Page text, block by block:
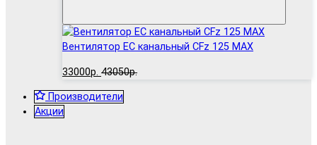
Вентилятор EC канальный CFz 125 MAX
33000р. 43050р.
Производители
Акции